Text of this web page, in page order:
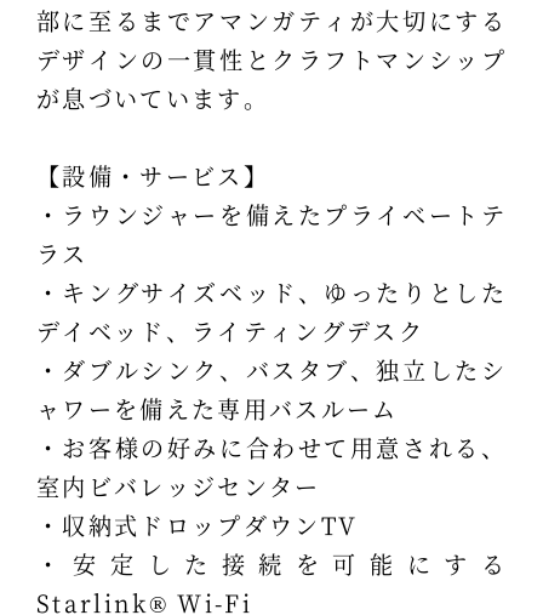
部に至るまでアマンガティが大切にする
デザインの一貫性とクラフトマンシップ
が息づいています。
【設備・サービス】
・ラウンジャーを備えたプライベートテ
ラス
・キングサイズベッド、ゆったりとした
デイベッド、ライティングデスク
・ダブルシンク、バスタブ、独立したシ
ャワーを備えた専用バスルーム
・お客様の好みに合わせて用意される、
室内ビバレッジセンター
・収納式ドロップダウンTV
・安定した接続を可能にする
Starlink® Wi-Fi